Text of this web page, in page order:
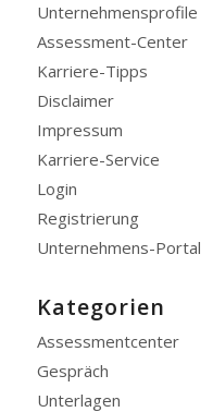
Unternehmensprofile
Assessment-Center
Karriere-Tipps
Disclaimer
Impressum
Karriere-Service
Login
Registrierung
Unternehmens-Portal
Kategorien
Assessmentcenter
Gespräch
Unterlagen